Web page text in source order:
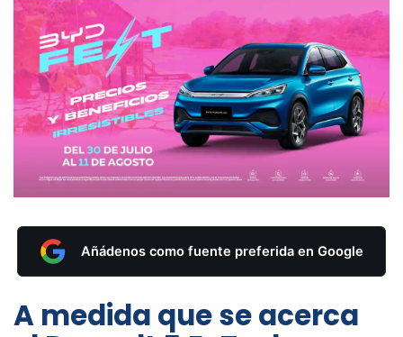
Añádenos como fuente preferida en Google
A medida que se acerca